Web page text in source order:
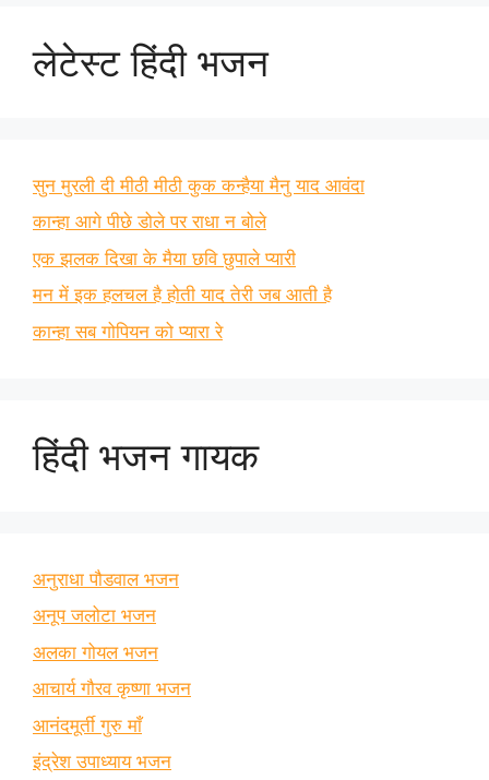
लेटेस्ट हिंदी भजन
सुन मुरली दी मीठी मीठी कुक कन्हैया मैनु याद आवंदा
कान्हा आगे पीछे डोले पर राधा न बोले
एक झलक दिखा के मैया छवि छुपाले प्यारी
मन में इक हलचल है होती याद तेरी जब आती है
कान्हा सब गोपियन को प्यारा रे
हिंदी भजन गायक
अनुराधा पौडवाल भजन
अनूप जलोटा भजन
अलका गोयल भजन
आचार्य गौरव कृष्णा भजन
आनंदमूर्ती गुरु माँ
इंद्रेश उपाध्याय भजन